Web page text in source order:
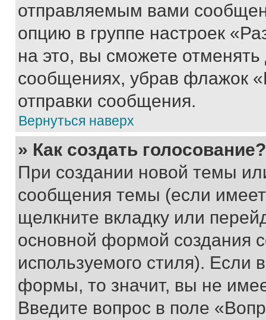
отправляемым вами
опцию в группе настроек
на это, вы сможете
сообщениях, убрав флажок
отправки сообщения.
Вернуться наверх
» Как создать голосование?
При создании новой темы
сообщения темы (если
щелкните вкладку или
основной формой создания
используемого стиля). Если
формы, то значит, вы не
Введите вопрос в поле